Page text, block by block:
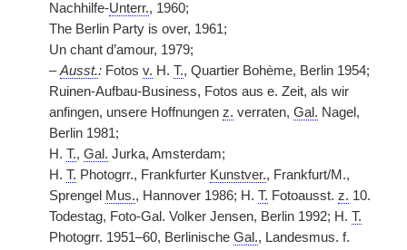
Nachhilfe-Unterr., 1960;
The Berlin Party is over, 1961;
Un chant d’amour, 1979;
–Ausst.: Fotos v. H. T., Quartier Bohème, Berlin 1954;
Ruinen-Aufbau-Business, Fotos aus e. Zeit, als wir
anfingen, unsere Hoffnungen z. verraten, Gal. Nagel,
Berlin 1981;
H. T., Gal. Jurka, Amsterdam;
H. T. Photogrr., Frankfurter Kunstver., Frankfurt/M.,
Sprengel Mus., Hannover 1986; H. T. Fotoausst. z. 10.
Todestag, Foto-Gal. Volker Jensen, Berlin 1992; H. T.
Photogrr. 1951–60, Berlinische Gal., Landesmus. f.